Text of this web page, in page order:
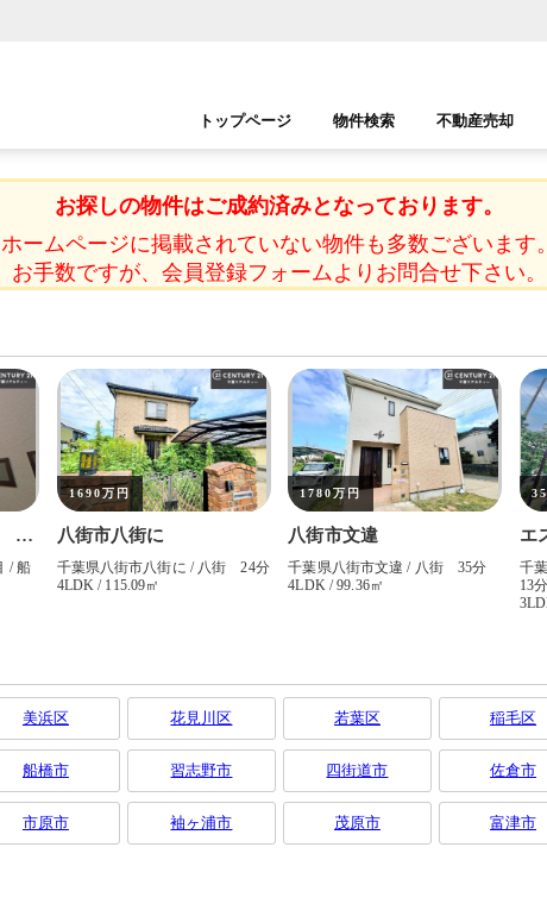
トップページ 物件検索
千葉エリア 木更津エリア
不動産売却
お探しの物件はご成約済みとなっております。
ホームページに掲載されていない物件も多数ございます。
お手数ですが、会員登録フォームよりお問合せ下さい。
美浜区 花見川区 若葉区 稲毛区
船橋市 習志野市 四街道市 佐倉市
市原市 袖ヶ浦市 茂原市 富津市